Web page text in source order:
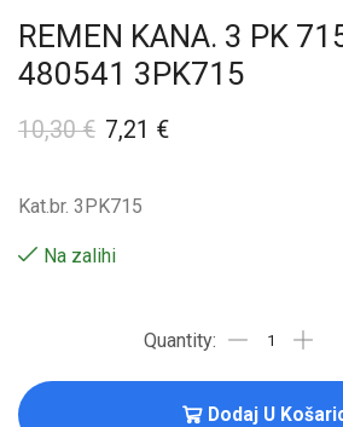
REMEN KANA. 3 PK
480541 3PK715
10,30€ 7,21 €
Kat.br. 3PK715
Na zalihi
Dodaj U